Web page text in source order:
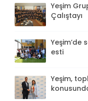
Yeşim
Çalıştayı
Yeşim’de
esti
Yeşim,